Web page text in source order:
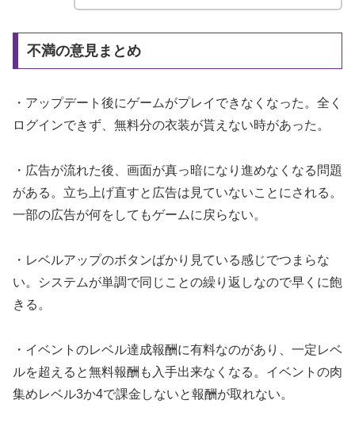
不満の意見まとめ
・アップデート後にゲームがプレイできなくなった。全く
ログインできず、無料分の衣装が貰えない時があった。
・広告が流れた後、画面が真っ暗になり進めなくなる問題
がある。立ち上げ直すと広告は見ていないことにされる。
一部の広告が何をしてもゲームに戻らない。
・レベルアップのボタンばかり見ている感じでつまらな
い。システムが単調で同じことの繰り返しなので早くに飽
きる。
・イベントのレベル達成報酬に有料なのがあり、一定レベ
ルを超えると無料報酬も入手出来なくなる。イベントの肉
集めレベル3か4で課金しないと報酬が取れない。